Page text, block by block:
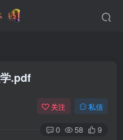
.pdf
关注 私信
0 58 9